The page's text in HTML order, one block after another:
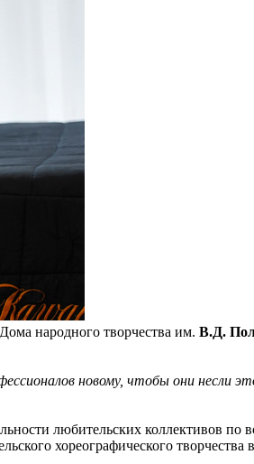
народного творчества им. В.Д.
новому, чтобы они несли
любительских коллективов по
хореографического творчества